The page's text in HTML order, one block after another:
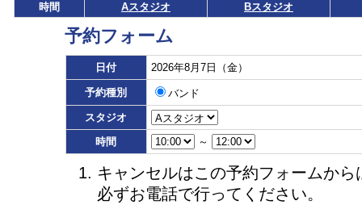
時間
Aスタジオ Bスタジオ
予約フォーム
日付 2026年8月7日（金）
予約種別
バンド
スタジオ
時間
～
キャンセルはこの予約フォームから
必ずお電話で行ってください。